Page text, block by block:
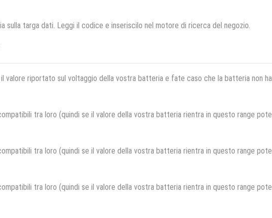
sulla targa dati. Leggi il codice e inseriscilo nel motore di ricerca del negozio.
riportato sul voltaggio della vostra batteria e fate caso che la batteria non ha
tra loro (quindi se il valore della vostra batteria rientra in questo range
tra loro (quindi se il valore della vostra batteria rientra in questo range
tra loro (quindi se il valore della vostra batteria rientra in questo range